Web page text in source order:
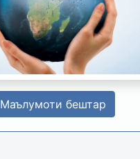
Маълумоти бештар